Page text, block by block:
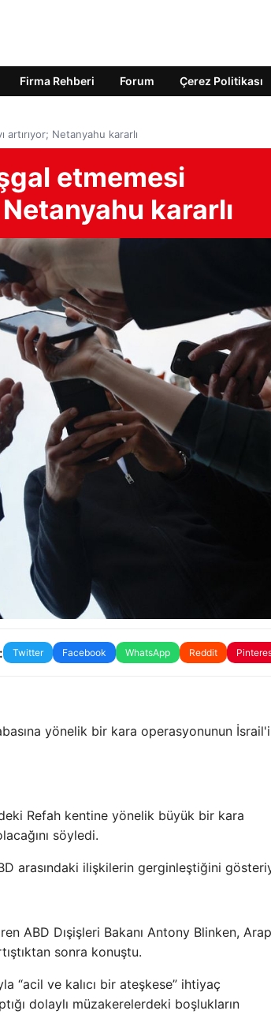
Firma Rehberi Forum Çerez Politikası
Netanyahu kararlı
etmemesi
kararlı
Twitter Facebook WhatsApp Reddit
yönelik bir kara operasyonunun İsrail'i
Refah kentine yönelik büyük bir kara
söyledi.
arasındaki ilişkilerin gerginleştiğini
ABD Dışişleri Bakanı Antony Blinken, Arap
sonra konuştu.
“acil ve kalıcı bir ateşkese” ihtiyaç
dolaylı müzakerelerdeki boşlukların